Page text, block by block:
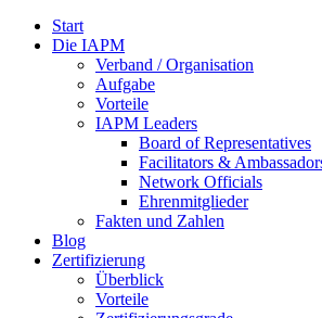
Start
Die IAPM
Verband / Organisation
Aufgabe
Vorteile
IAPM Leaders
Board of Representatives
Facilitators &
Network Officials
Ehrenmitglieder
Fakten und Zahlen
Blog
Zertifizierung
Überblick
Vorteile